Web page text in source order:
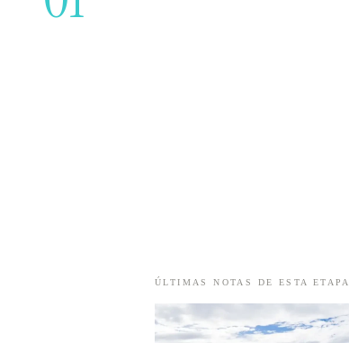
ÚLTIMAS NOTAS DE ESTA ETAPA